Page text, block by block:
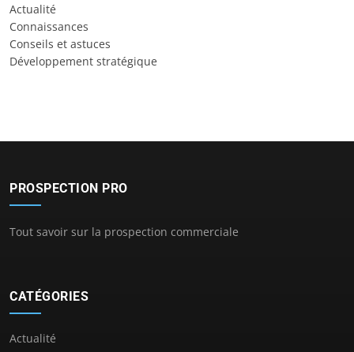
Actualité
Connaissances
Conseils et astuces
Développement stratégique
PROSPECTION PRO
Tout savoir sur la prospection commerciale
CATÉGORIES
Actualité